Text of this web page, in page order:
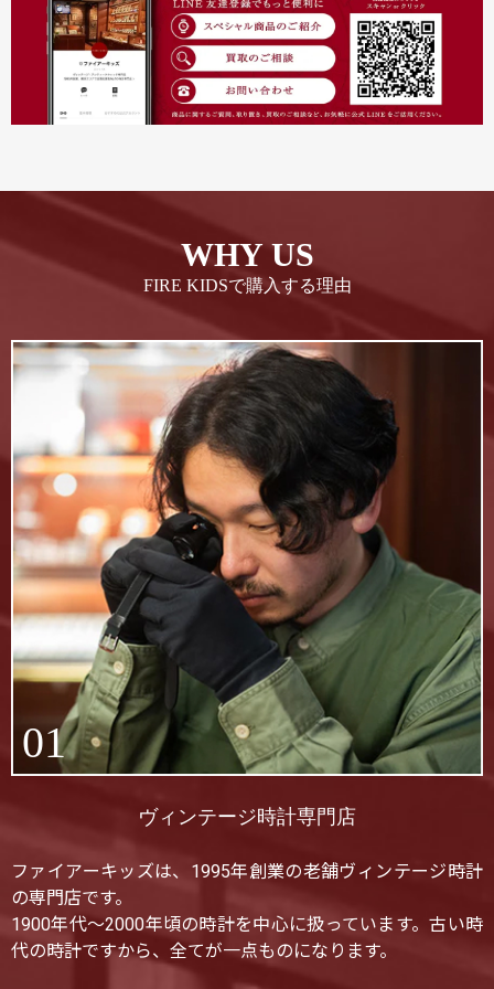
WHY US
FIRE KIDSで購入する理由
01
ヴィンテージ時計専門店
ファイアーキッズは、1995年創業の老舗ヴィンテージ時計
の専門店です。
1900年代〜2000年頃の時計を中心に扱っています。古い時
代の時計ですから、全てが一点ものになります。